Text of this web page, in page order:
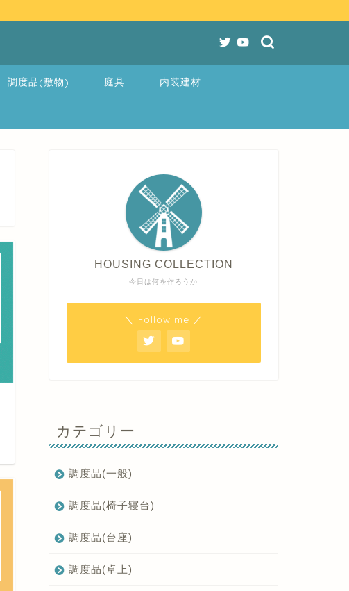
調度品(敷物) 庭具 内装建材
今日は何を作ろうか
HOUSING COLLECTION
＼ Follow me ／
カテゴリー
調度品(一般)
調度品(椅子寝台)
調度品(台座)
調度品(卓上)